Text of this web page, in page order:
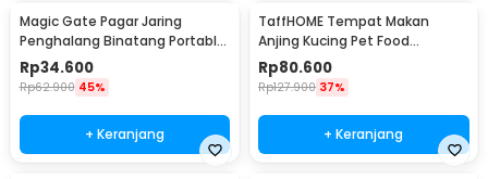
Magic Gate Pagar Jaring
Penghalang Binatang Portable
Pet Mesh Fence - TV1
Rp34.600
Rp62.900 45%
+ Keranjang
TaffHOME Tempat Makan
Anjing Kucing Pet Food
Dispenser - PET0640
Rp80.600
Rp127.900 37%
+ Keranjang